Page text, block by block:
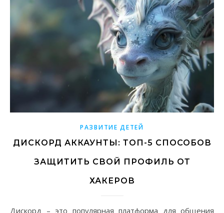
РАЗВИТИЕ ДЕТЕЙ
ДИСКОРД АККАУНТЫ: ТОП-5 СПОСОБОВ
ЗАЩИТИТЬ СВОЙ ПРОФИЛЬ ОТ
ХАКЕРОВ
Дискорд – это популярная платформа для общения